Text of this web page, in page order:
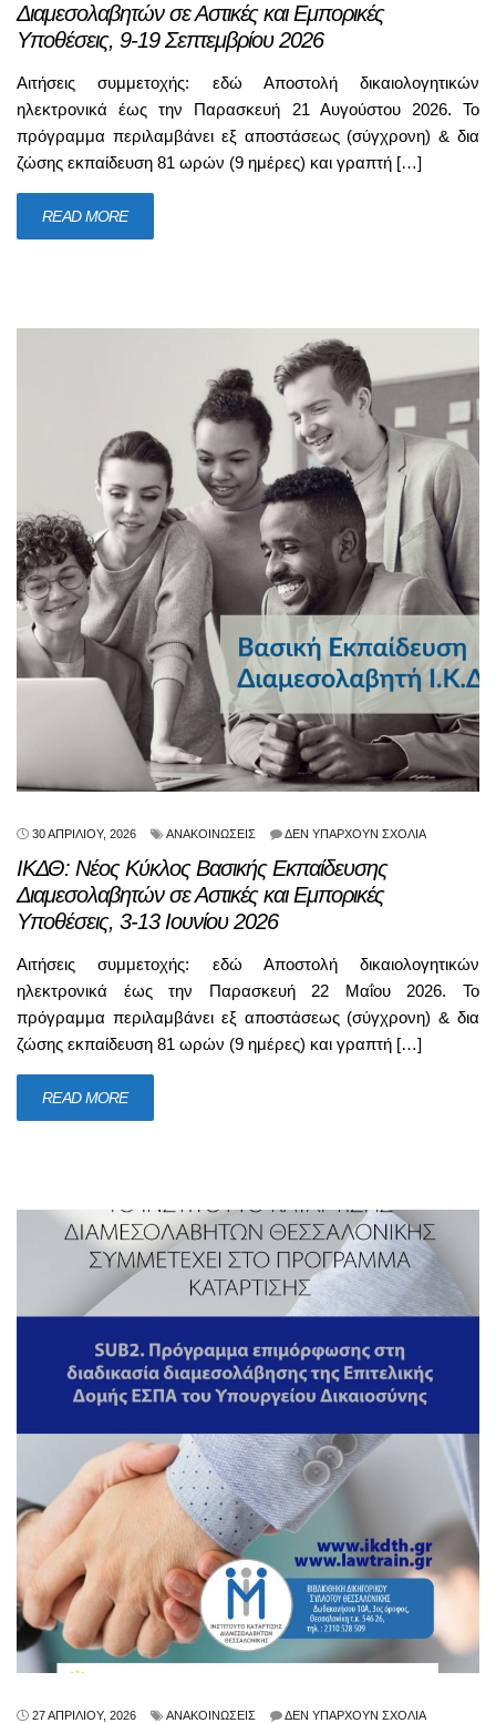
Διαμεσολαβητών σε Αστικές και Εμπορικές
Υποθέσεις, 9-19 Σεπτεμβρίου 2026
Αιτήσεις συμμετοχής: εδώ Αποστολή δικαιολογητικών
ηλεκτρονικά έως την Παρασκευή 21 Αυγούστου 2026. Το
πρόγραμμα περιλαμβάνει εξ αποστάσεως (σύγχρονη) & δια
ζώσης εκπαίδευση 81 ωρών (9 ημέρες) και γραπτή […]
READ MORE
30 ΑΠΡΙΛΊΟΥ, 2026 ΑΝΑΚΟΙΝΏΣΕΙΣ ΔΕΝ ΥΠΆΡΧΟΥΝ ΣΧΌΛΙΑ
ΙΚΔΘ: Νέος Κύκλος Βασικής Εκπαίδευσης
Διαμεσολαβητών σε Αστικές και Εμπορικές
Υποθέσεις, 3-13 Ιουνίου 2026
Αιτήσεις συμμετοχής: εδώ Αποστολή δικαιολογητικών
ηλεκτρονικά έως την Παρασκευή 22 Μαΐου 2026. Το
πρόγραμμα περιλαμβάνει εξ αποστάσεως (σύγχρονη) & δια
ζώσης εκπαίδευση 81 ωρών (9 ημέρες) και γραπτή […]
READ MORE
27 ΑΠΡΙΛΊΟΥ, 2026 ΑΝΑΚΟΙΝΏΣΕΙΣ ΔΕΝ ΥΠΆΡΧΟΥΝ ΣΧΌΛΙΑ